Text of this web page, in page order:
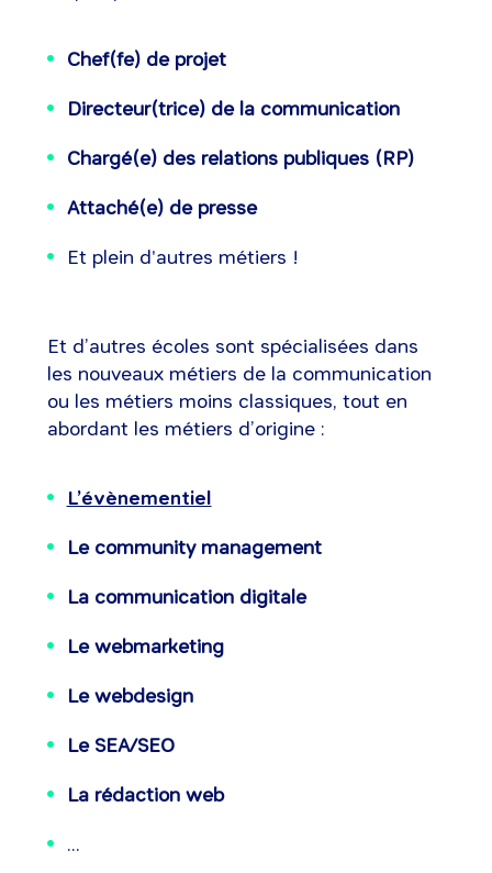
Chef(fe) de projet
Directeur(trice) de la communication
Chargé(e) des relations publiques (RP)
Attaché(e) de presse
Et plein d'autres métiers !
Et d’autres écoles sont spécialisées dans
les nouveaux métiers de la communication
ou les métiers moins classiques, tout en
abordant les métiers d’origine :
L’évènementiel
Le community management
La communication digitale
Le webmarketing
Le webdesign
Le SEA/SEO
La rédaction web
...